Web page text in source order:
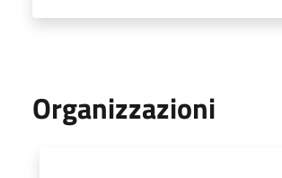
Organizzazioni